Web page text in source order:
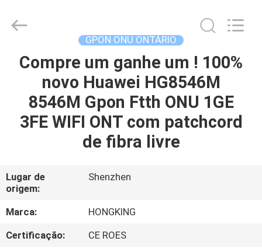
CASA
PRODUTOS
EXCURSÃO
DA
FÁBRICA
LIMITED.
GPON ONU ONTÁRIO
Compre um ganhe um ! 100%
novo Huawei HG8546M
8546M Gpon Ftth ONU 1GE
3FE WIFI ONT com patchcord
de fibra livre
Lugar de
origem:
Shenzhen
Marca:
HONGKING
Certificação:
CE ROES